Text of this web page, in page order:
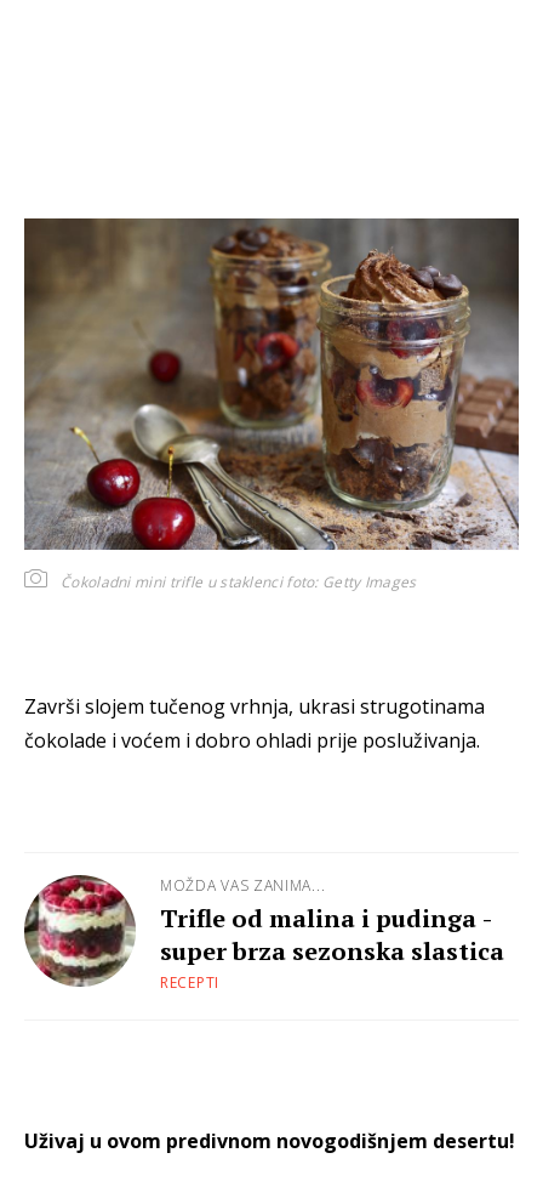
Čokoladni mini trifle u staklencifoto: Getty Images
Završi slojem tučenog vrhnja, ukrasi strugotinama
čokolade i voćem i dobro ohladi prije posluživanja.
MOŽDA VAS ZANIMA...
Trifle od malina i pudinga -
super brza sezonska slastica
RECEPTI
Uživaj u ovom predivnom novogodišnjem desertu!